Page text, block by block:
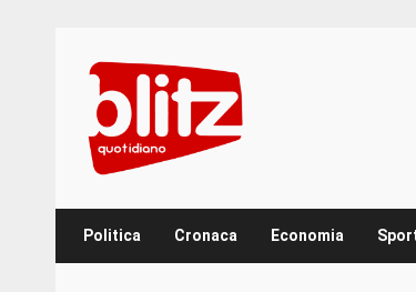
content
Politica Cronaca Economia